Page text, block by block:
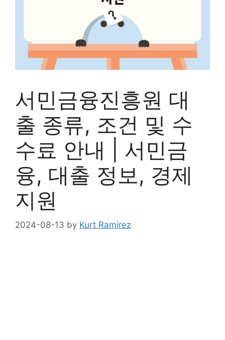
서민금융진흥원 대
출 종류, 조건 및 수
수료 안내 | 서민금
융, 대출 정보, 경제
지원
2024-08-13 by Kurt Ramirez